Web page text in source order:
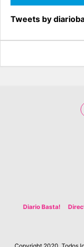
Tweets by
Diario Basta!